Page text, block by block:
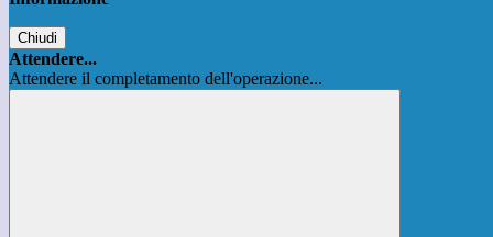
Chiudi
Attendere...
Attendere il completamento dell'operazione...